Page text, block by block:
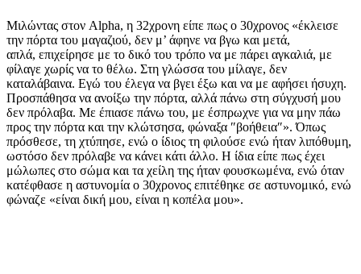
Μιλώντας στον Alpha, η 32χρονη είπε πως ο 30χρονος «έκλεισε
την πόρτα του μαγαζιού, δεν μ’ άφηνε να βγω και μετά,
απλά, επιχείρησε με το δικό του τρόπο να με πάρει αγκαλιά, με
φίλαγε χωρίς να το θέλω. Στη γλώσσα του μίλαγε, δεν
καταλάβαινα. Εγώ του έλεγα να βγει έξω και να με αφήσει ήσυχη.
Προσπάθησα να ανοίξω την πόρτα, αλλά πάνω στη σύγχυσή μου
δεν πρόλαβα. Με έπιασε πάνω του, με έσπρωχνε για να μην πάω
προς την πόρτα και την κλώτσησα, φώναξα ″βοήθεια″». Όπως
πρόσθεσε, τη χτύπησε, ενώ ο ίδιος τη φιλούσε ενώ ήταν λιπόθυμη,
ωστόσο δεν πρόλαβε να κάνει κάτι άλλο. Η ίδια είπε πως έχει
μώλωπες στο σώμα και τα χείλη της ήταν φουσκωμένα, ενώ όταν
κατέφθασε η αστυνομία ο 30χρονος επιτέθηκε σε αστυνομικό, ενώ
φώναζε «είναι δική μου, είναι η κοπέλα μου».